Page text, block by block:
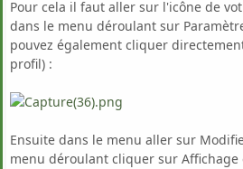
Pour cela il faut aller sur l'icône de
dans le menu déroulant sur
pouvez également cliquer
profil) :
Ensuite dans le menu aller sur
menu déroulant cliquer sur Affichage